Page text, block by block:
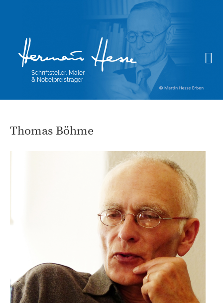
Schriftsteller, Maler
& Nobelpreisträger
Thomas Böhme